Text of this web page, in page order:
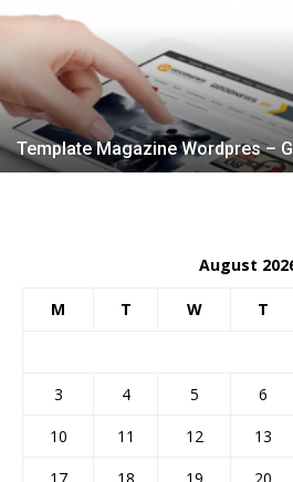
Template Magazine Wordpres –
August
M T W T
3
4 5 6
10
11 12 13
17
18 19 20